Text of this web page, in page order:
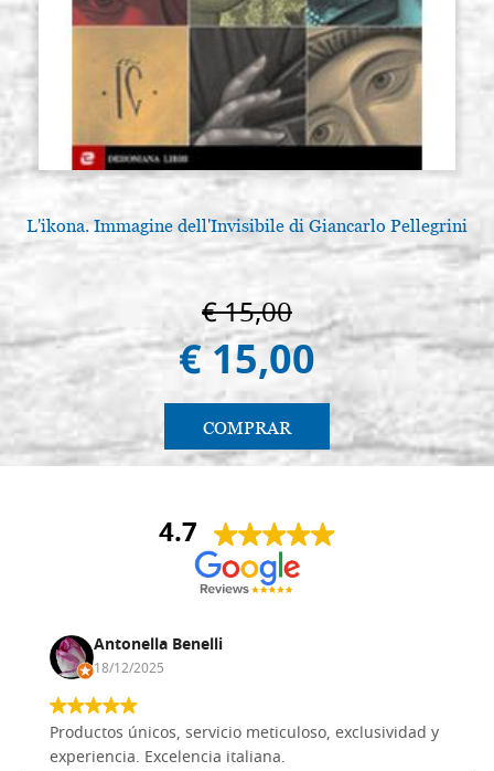
€ 17,00 ACQUISTA
L'ikona. Immagine dell'Invisibile di Giancarlo Pellegrini
€ 15,00
€ 15,00
COMPRAR
4.7
Antonella Benelli
18/12/2025
Productos únicos, servicio meticuloso, exclusividad y
experiencia. Excelencia italiana.